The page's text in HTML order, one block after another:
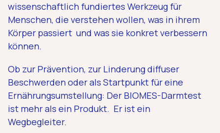
wissenschaftlich fundiertes Werkzeug für
Menschen, die verstehen wollen, was in ihrem
Körper passiert und was sie konkret verbessern
können.
Ob zur Prävention, zur Linderung diffuser
Beschwerden oder als Startpunkt für eine
Ernährungsumstellung: Der BIOMES-Darmtest
ist mehr als ein Produkt. Er ist ein
Wegbegleiter.